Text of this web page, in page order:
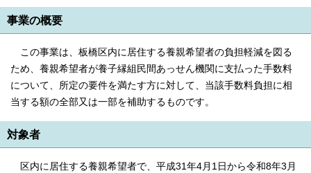
事業の概要
この事業は、板橋区内に居住する養親希望者の負担軽減を図る
ため、養親希望者が養子縁組民間あっせん機関に支払った手数料
について、所定の要件を満たす方に対して、当該手数料負担に相
当する額の全部又は一部を補助するものです。
対象者
区内に居住する養親希望者で、平成31年4月1日から令和8年3月